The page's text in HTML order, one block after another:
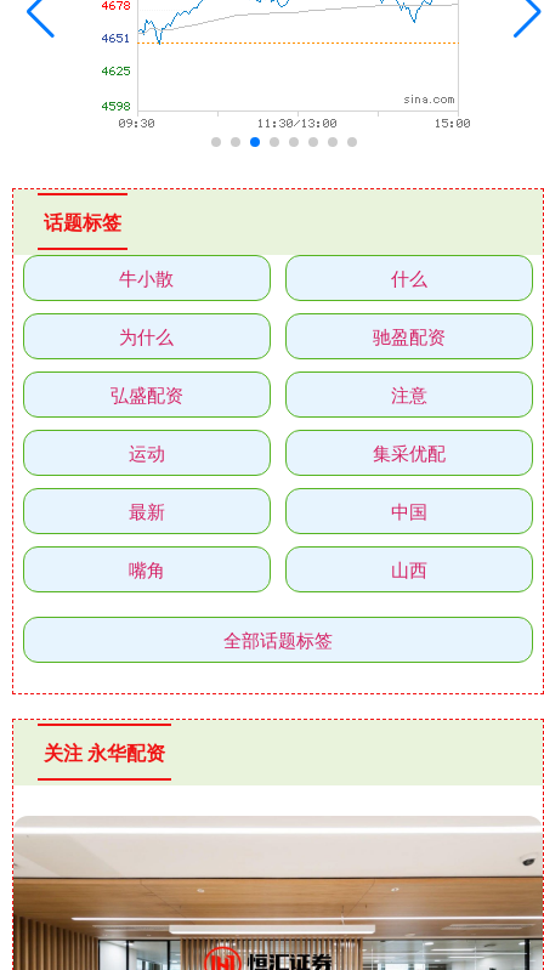
话题标签
牛小散 什么
为什么 驰盈配资
弘盛配资 注意
运动 集采优配
最新 中国
嘴角 山西
全部话题标签
关注 永华配资